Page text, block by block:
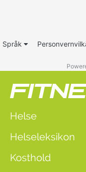
Språk
Helse
Helseleksikon
Kosthold